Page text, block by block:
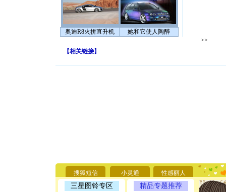
奥迪R8火拼直升机 她和它使人陶醉
>>
【相关链接】
搜狐短信 小灵通 性感丽人
三星图铃专区 精品专题推荐
要平安！
[圣诞节]
能正大光
天都要快